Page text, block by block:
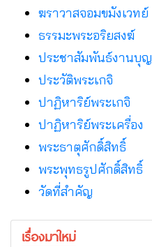
ฆราวาสจอมขมังเวทย์
ธรรมะพระอริยสงฆ์
ประชาสัมพันธ์งานบุญ
ประวัติพระเกจิ
ปาฏิหาริย์พระเกจิ
ปาฏิหาริย์พระเครื่อง
พระธาตุศักดิ์สิทธิ์
พระพุทธรูปศักดิ์สิทธิ์
วัดที่สําคัญ
เรื่องมาใหม่